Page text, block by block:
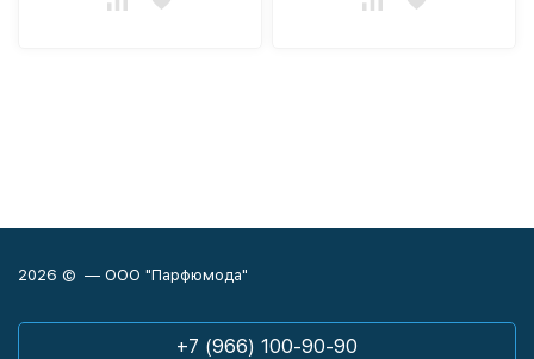
2026 © — ООО "Парфюмода"
+7 (966) 100-90-90